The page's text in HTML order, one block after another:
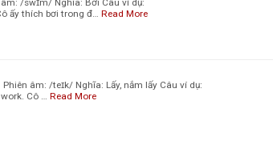
/swɪm/ Nghĩa: Bơi Câu ví dụ:
ấy thích bơi trong đ… Read More
Phiên âm: /teɪk/ Nghĩa: Lấy, nắm lấy Câu ví dụ:
Cô … Read More